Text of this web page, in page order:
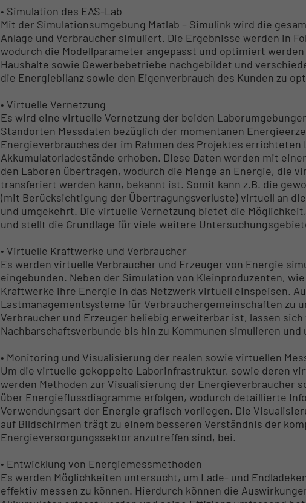
• Simulation des EAS-Lab
Mit der Simulationsumgebung Matlab – Simulink wird die
Anlage und Verbraucher simuliert. Die Ergebnisse werden in
wodurch die Modellparameter angepasst und optimiert
Haushalte sowie Gewerbebetriebe nachgebildet und
die Energiebilanz sowie den Eigenverbrauch des Kunden zu
• Virtuelle Vernetzung
Es wird eine virtuelle Vernetzung der beiden
Standorten Messdaten bezüglich der momentanen
Energieverbrauches der im Rahmen des Projektes
Akkumulatorladestände erhoben. Diese Daten werden mit
den Laboren übertragen, wodurch die Menge an Energie, die
transferiert werden kann, bekannt ist. Somit kann z.B. die
(mit Berücksichtigung der Übertragungsverluste) virtuell an
und umgekehrt. Die virtuelle Vernetzung bietet die
und stellt die Grundlage für viele weitere
• Virtuelle Kraftwerke und Verbraucher
Es werden virtuelle Verbraucher und Erzeuger von Energie
eingebunden. Neben der Simulation von Kleinproduzenten,
Kraftwerke ihre Energie in das Netzwerk virtuell einspeisen.
Lastmanagementsysteme für Verbrauchergemeinschaften zu
Verbraucher und Erzeuger beliebig erweiterbar ist, lassen
Nachbarschaftsverbunde bis hin zu Kommunen simulieren und
• Monitoring und Visualisierung der realen sowie virtuellen
Um die virtuelle gekoppelte Laborinfrastruktur, sowie deren
werden Methoden zur Visualisierung der Energieverbraucher
über Energieflussdiagramme erfolgen, wodurch detaillierte
Verwendungsart der Energie grafisch vorliegen. Die
auf Bildschirmen trägt zu einem besseren Verständnis der
Energieversorgungssektor anzutreffen sind, bei.
• Entwicklung von Energiemessmethoden
Es werden Möglichkeiten untersucht, um Lade- und
effektiv messen zu können. Hierdurch können die